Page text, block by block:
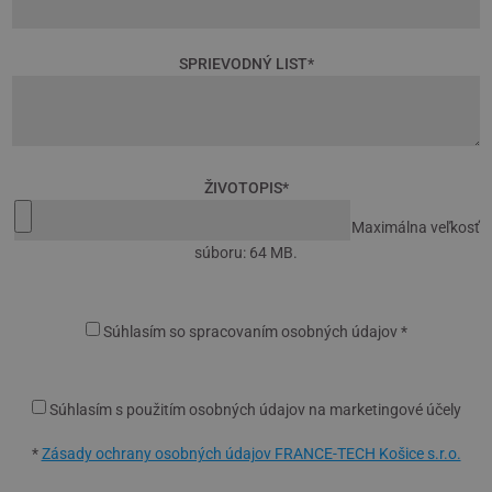
SPRIEVODNÝ LIST*
ŽIVOTOPIS*
Maximálna veľkosť
súboru: 64 MB.
Súhlasím so spracovaním osobných údajov *
Súhlasím s použitím osobných údajov na marketingové účely
*Zásady ochrany osobných údajov FRANCE-TECH Košice s.r.o.